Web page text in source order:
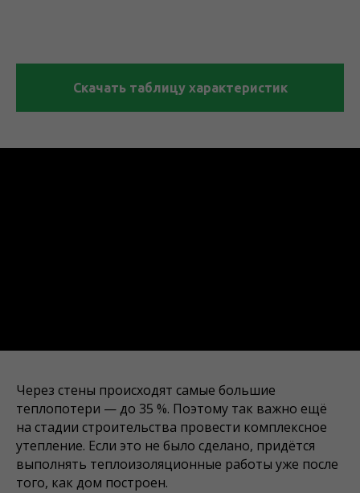
Скачать таблицу характеристик
Через стены происходят самые большие
теплопотери — до 35 %. Поэтому так важно ещё
на стадии строительства провести комплексное
утепление. Если это не было сделано, придётся
выполнять теплоизоляционные работы уже после
того, как дом построен.